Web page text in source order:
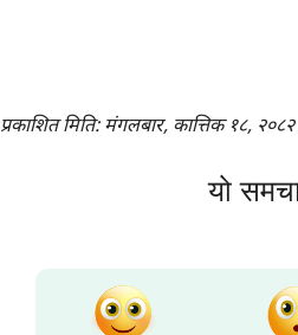
प्रकाशित मिति: मंगलबार, कात्तिक १८,
यो